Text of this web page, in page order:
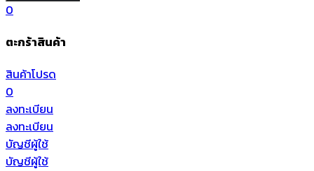
0
ตะกร้าสินค้า
สินค้าโปรด
0
ลงทะเบียน
ลงทะเบียน
บัญชีผู้ใช้
บัญชีผู้ใช้